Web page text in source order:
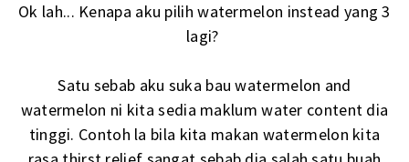
Ok lah... Kenapa aku pilih watermelon instead yang 3
lagi?
Satu sebab aku suka bau watermelon and
watermelon ni kita sedia maklum water content dia
tinggi. Contoh la bila kita makan watermelon kita